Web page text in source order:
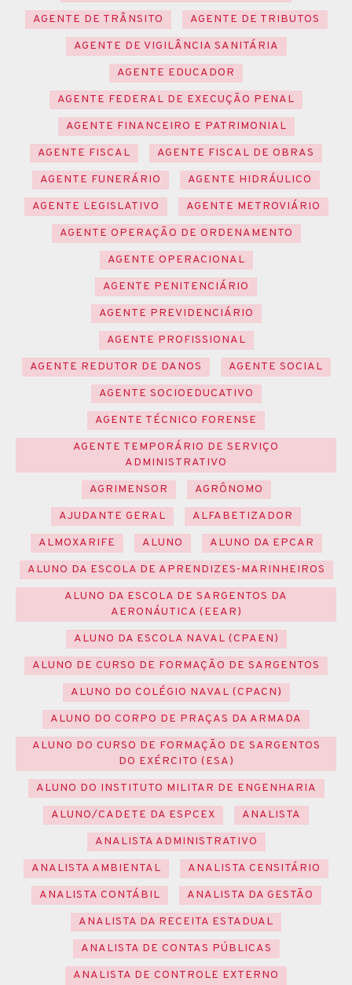
AGENTE DE TRÂNSITO
AGENTE DE TRIBUTOS
AGENTE DE VIGILÂNCIA SANITÁRIA
AGENTE EDUCADOR
AGENTE FEDERAL DE EXECUÇÃO PENAL
AGENTE FINANCEIRO E PATRIMONIAL
AGENTE FISCAL
AGENTE FISCAL DE OBRAS
AGENTE FUNERÁRIO
AGENTE HIDRÁULICO
AGENTE LEGISLATIVO
AGENTE METROVIÁRIO
AGENTE OPERAÇÃO DE ORDENAMENTO
AGENTE OPERACIONAL
AGENTE PENITENCIÁRIO
AGENTE PREVIDENCIÁRIO
AGENTE PROFISSIONAL
AGENTE REDUTOR DE DANOS
AGENTE SOCIAL
AGENTE SOCIOEDUCATIVO
AGENTE TÉCNICO FORENSE
AGENTE TEMPORÁRIO DE SERVIÇO
ADMINISTRATIVO
AGRIMENSOR
AGRÔNOMO
AJUDANTE GERAL
ALFABETIZADOR
ALMOXARIFE
ALUNO
ALUNO DA EPCAR
ALUNO DA ESCOLA DE APRENDIZES-MARINHEIROS
ALUNO DA ESCOLA DE SARGENTOS DA
AERONÁUTICA (EEAR)
ALUNO DA ESCOLA NAVAL (CPAEN)
ALUNO DE CURSO DE FORMAÇÃO DE SARGENTOS
ALUNO DO COLÉGIO NAVAL (CPACN)
ALUNO DO CORPO DE PRAÇAS DA ARMADA
ALUNO DO CURSO DE FORMAÇÃO DE SARGENTOS
DO EXÉRCITO (ESA)
ALUNO DO INSTITUTO MILITAR DE ENGENHARIA
ALUNO/CADETE DA ESPCEX
ANALISTA
ANALISTA ADMINISTRATIVO
ANALISTA AMBIENTAL
ANALISTA CENSITÁRIO
ANALISTA CONTÁBIL
ANALISTA DA GESTÃO
ANALISTA DA RECEITA ESTADUAL
ANALISTA DE CONTAS PÚBLICAS
ANALISTA DE CONTROLE EXTERNO